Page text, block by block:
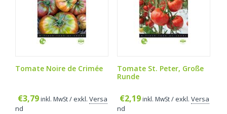
Tomate Noire de Crimée
€3,79 inkl. MwSt/ exkl. Versa
nd
Tomate St. Peter, Große
Runde
€2,19 inkl. MwSt / exkl. Versa
nd